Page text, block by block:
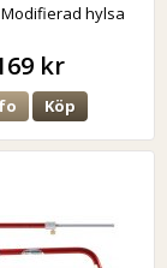
hylsa
kr
Köp